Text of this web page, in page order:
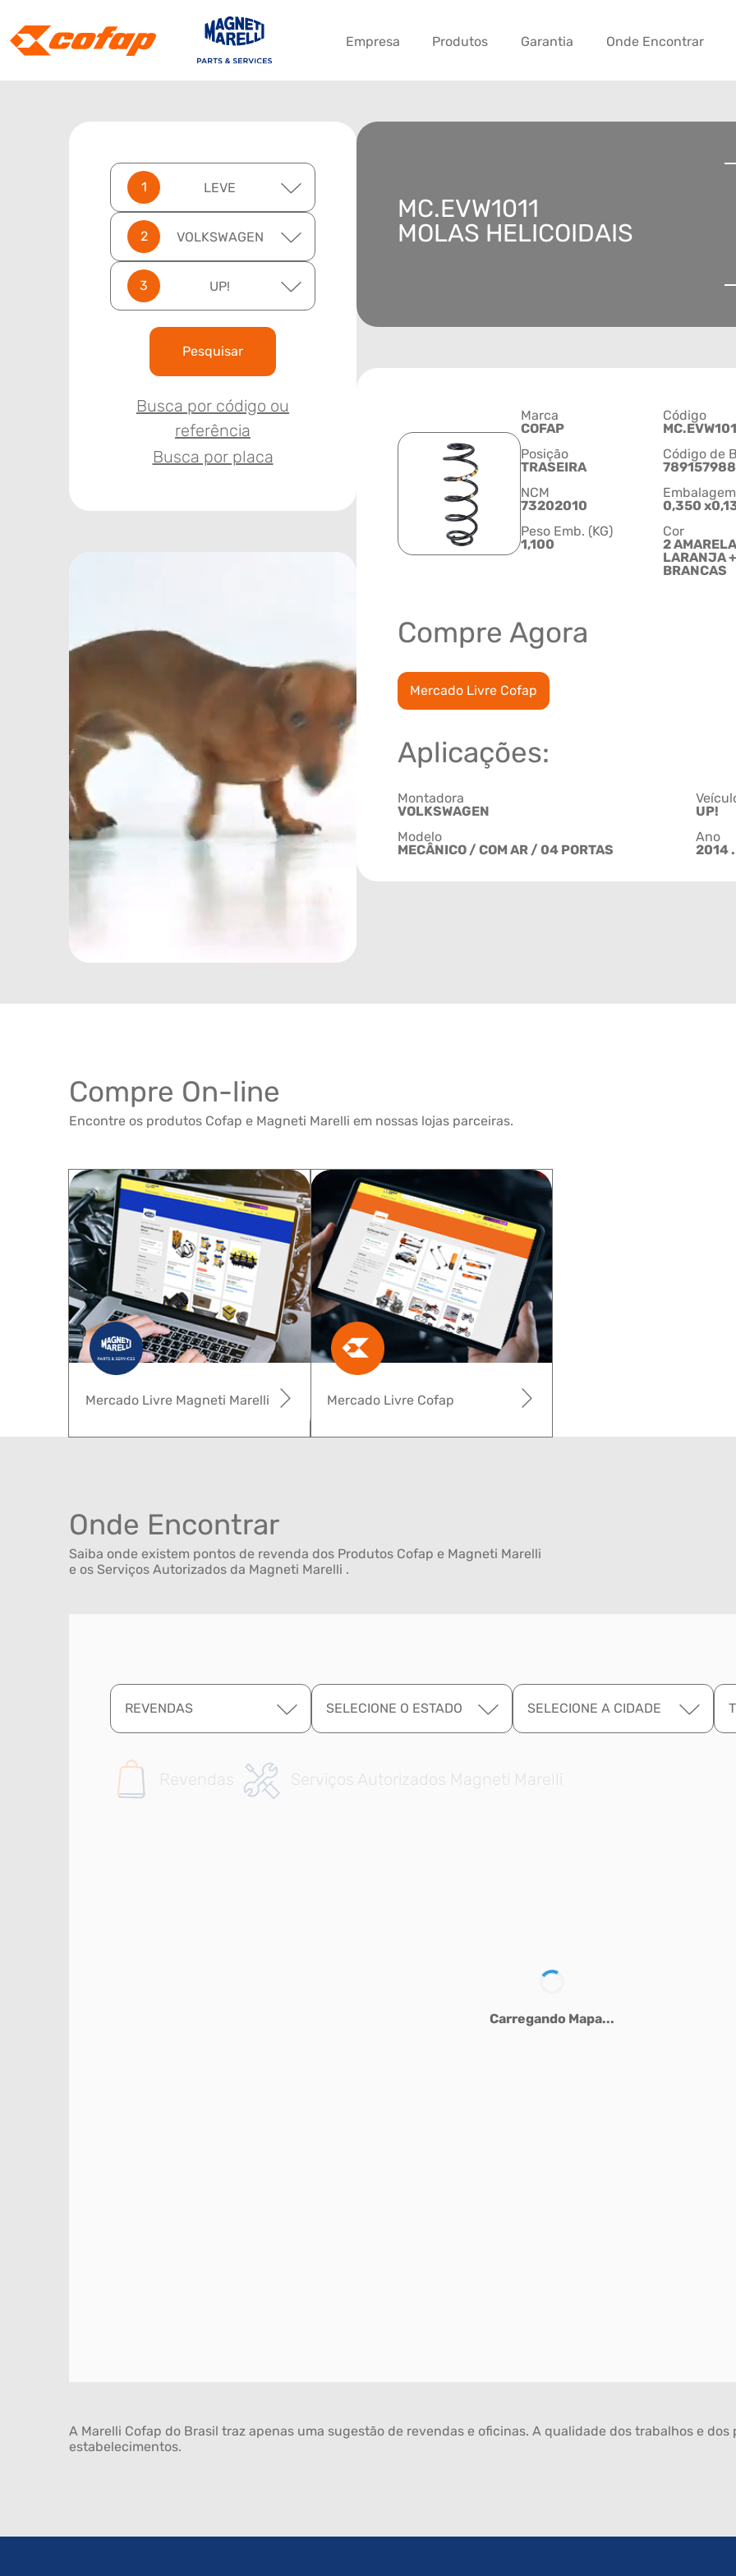
Empresa Produtos Garantia Onde Encontrar
LEVE
VOLKSWAGEN
UP!
Pesquisar
Busca por código ou
referência
Busca por placa
MC.EVW1011
MOLAS HELICOIDAIS
Marca
COFAP
Código
Posição
TRASEIRA
Código de
NCM
73202010
0,350
Peso Emb. (KG)
1,100
Cor
2
LARANJA
BRANCAS
Compre Agora
Mercado Livre Cofap
Aplicações:
Montadora
VOLKSWAGEN
UP!
Modelo
MECÂNICO / COM AR / 04 PORTAS
Ano
2014
Compre On-line
Encontre os produtos Cofap e Magneti Marelli em nossas lojas parceiras.
Mercado Livre Cofap
Mercado Livre Magneti Marelli
Onde Encontrar
Saiba onde existem pontos de revenda dos Produtos Cofap e Magneti Marelli
e os Serviços Autorizados da Magneti Marelli .
REVENDAS SELECIONE O ESTADO SELECIONE A CIDADE
Revendas Serviços Autorizados Magneti Marelli
Carregando Mapa...
A Marelli Cofap do Brasil traz apenas uma sugestão de revendas e oficinas. A qualidade dos trabalhos e
estabelecimentos.